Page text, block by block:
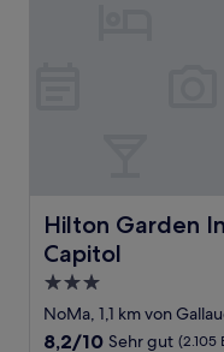
Hilton Garden
Capitol
Hilton Garden Inn
3.0-
Sterne-
Unterkunft
NoMa, 1,1 km von
8.2
8,2/10 Sehr gut (2.105